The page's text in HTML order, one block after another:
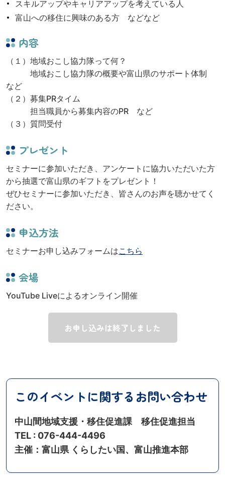
スキルアップやキャリアアップを考えている人
富山への移住に興味のある方 などなど
内容
（１）地域おこし協力隊って何？
地域おこし協力隊の概要や富山県のサポート体制
など
（２）募集PRタイム
担当職員から募集内容のPR など
（３）質問受付
プレゼント
セミナーに参加いただき、アンケートに協力いただいた方
から抽選で富山県のギフトをプレゼント！
ぜひセミナーに参加いただき、皆さんのお声を聴かせてく
ださい。
申込方法
セミナーお申し込みフォームはこちら
会場
YouTube Liveによるオンライン開催
お申し込みは終了しました
このイベントに関するお問い合わせ
中山間地域支援・移住促進課 移住促進担当
TEL : 076-444-4496
主催：富山県 くらしたい国、富山推進本部